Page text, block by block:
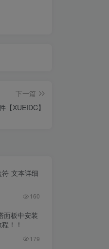
下一篇
【XUEIDC】
-文本详细
160
面板中安装
！！
179